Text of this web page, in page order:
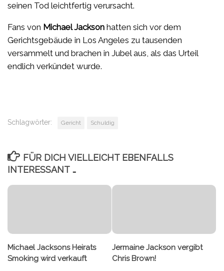
seinen Tod leichtfertig verursacht.
Fans von Michael Jackson hatten sich vor dem
Gerichtsgebäude in Los Angeles zu tausenden
versammelt und brachen in Jubel aus, als das Urteil
endlich verkündet wurde.
Schlagwörter: Gericht Schuldig
FÜR DICH VIELLEICHT EBENFALLS
INTERESSANT …
Michael Jacksons Heirats
Smoking wird verkauft
Jermaine Jackson vergibt
Chris Brown!